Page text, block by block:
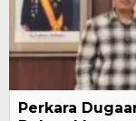
Perkara